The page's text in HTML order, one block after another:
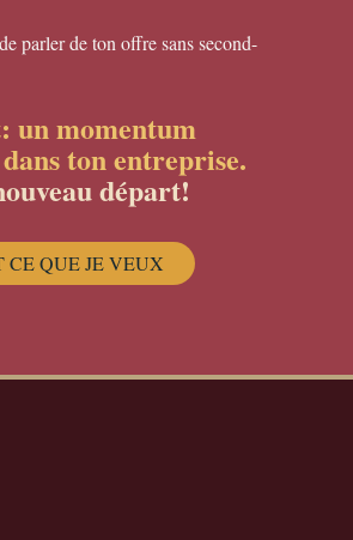
parler de ton offre sans second-
un momentum
ton entreprise.
départ!
CE QUE JE VEUX